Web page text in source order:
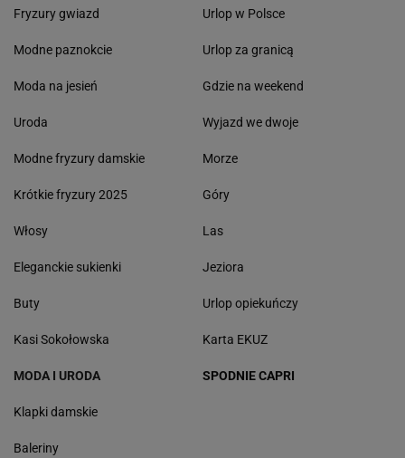
Fryzury gwiazd
Modne paznokcie
Moda na jesień
Uroda
Modne fryzury damskie
Krótkie fryzury 2025
Włosy
Eleganckie sukienki
Buty
Kasi Sokołowska
Urlop w Polsce
Urlop za granicą
Gdzie na weekend
Wyjazd we dwoje
Morze
Góry
Las
Jeziora
Urlop opiekuńczy
Karta EKUZ
MODA I URODA
Klapki damskie
Baleriny
SPODNIE CAPRI